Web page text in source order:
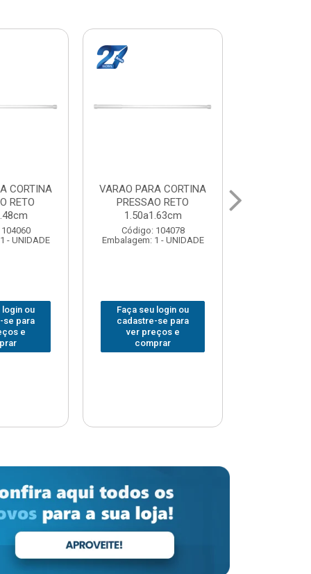
CORTINA
RETO
- UNIDADE
login ou
se para
e
VARAL PARA TETO
MAXEB ACO 1.40m
Código: 104086
Embalagem: 1 - UNIDADE
Faça seu login ou
cadastre-se para
ver preços e
comprar